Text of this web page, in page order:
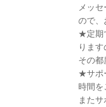
メッ
ので、
★定期
りま
その都
★サポ
時間を
また